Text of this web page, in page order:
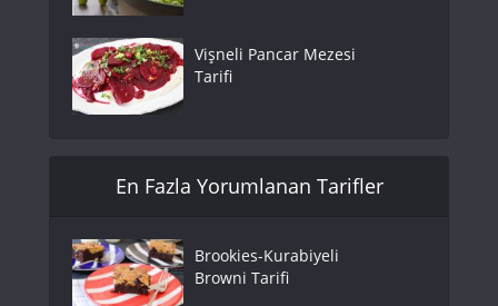
Vişneli Pancar Mezesi
Tarifi
En Fazla Yorumlanan Tarifler
Brookies-Kurabiyeli
Browni Tarifi